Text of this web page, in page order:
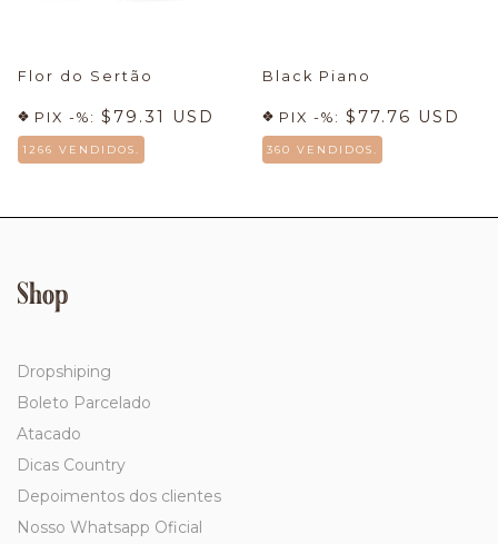
Flor do Sertão
PIX -%: $79.31 USD
1266 VENDIDOS.
Black Piano
PIX -%: $77.76 USD
360 VENDIDOS.
Shop
Dropshiping
Boleto Parcelado
Atacado
Dicas Country
Depoimentos dos clientes
Nosso Whatsapp Oficial